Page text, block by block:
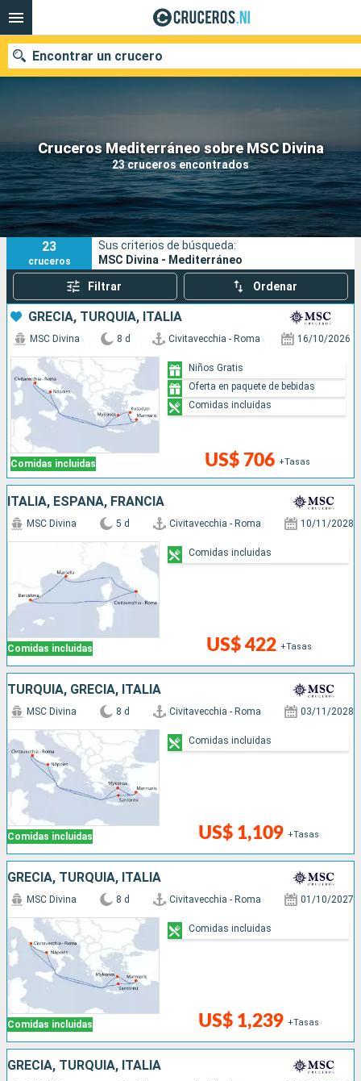
Cruceros Mediterráneo sobre MSC Divina
23 cruceros encontrados
Encontrar un crucero
Nuestros destinos
Fecha de salida
Puertos Compañías
Buscar
23
cruceros
Sus criterios de búsqueda:
MSC Divina - Mediterráneo
Filtrar Ordenar
GRECIA, TURQUÍA, ITALIA
Comidas incluidas
MSC Divina 8 d Civitavecchia - Roma 16/10/2026
US$ 706 +Tasas
Niños Gratis
Oferta en paquete de bebidas
Comidas incluidas
ITALIA, ESPAÑA, FRANCIA
Comidas incluidas
MSC Divina 5 d Civitavecchia - Roma 10/11/2028
US$ 422 +Tasas
Comidas incluidas
TURQUÍA, GRECIA, ITALIA
Comidas incluidas
MSC Divina 8 d Civitavecchia - Roma 03/11/2028
US$ 1,109 +Tasas
Comidas incluidas
GRECIA, TURQUÍA, ITALIA
Comidas incluidas
MSC Divina 8 d Civitavecchia - Roma 01/10/2027
US$ 1,239 +Tasas
Comidas incluidas
GRECIA, TURQUÍA, ITALIA